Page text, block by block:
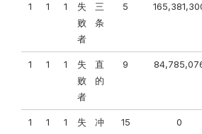
1 1 1
失
败
者
三
条
5
1 1 1
失
败
者
直
的
9
1 1 1
失
冲
15 0